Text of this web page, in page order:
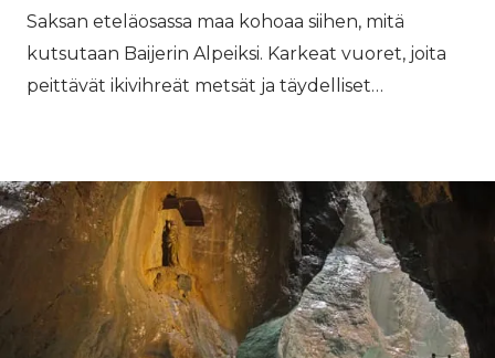
Saksan eteläosassa maa kohoaa siihen, mitä
kutsutaan Baijerin Alpeiksi. Karkeat vuoret, joita
peittävät ikivihreät metsät ja täydelliset
ehdottomista kohokohdista on mahdoton
todistaa, ellet ole siellä: upea Partnachklamm-
rotko. Vuosituhansien ajan Partnach-joki on
uurtanut vuoria viehättävän Garmisch-
Partenkirchenin eteläpuolella, luoden valtavan
rotkon Baijerin Alppien vihreille juurille. Se on